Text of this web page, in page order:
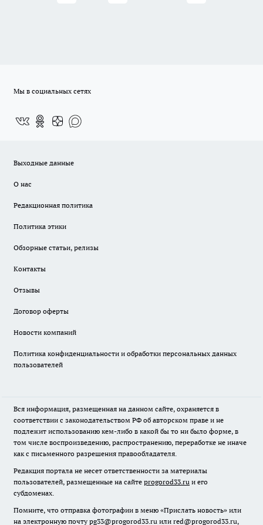
Мы в социальных сетях
Выходные данные
О нас
Редакционная политика
Политика этики
Обзорные статьи, релизы
Контакты
Отзывы
Договор оферты
Новости компаний
Политика конфиденциальности и обработки персональных данных
пользователей
Вся информация, размещенная на данном сайте, охраняется в
соответствии с законодательством РФ об авторском праве и не
подлежит использованию кем-либо в какой бы то ни было форме, в
том числе воспроизведению, распространению, переработке не иначе
как с письменного разрешения правообладателя.
Редакция портала не несет ответственности за материалы
пользователей, размещенные на сайте progorod33.ru и его
субдоменах.
Помните, что отправка фотографии в меню «Прислать новость» или
на электронную почту pg33@progorod33.ru или red@progorod33.ru,